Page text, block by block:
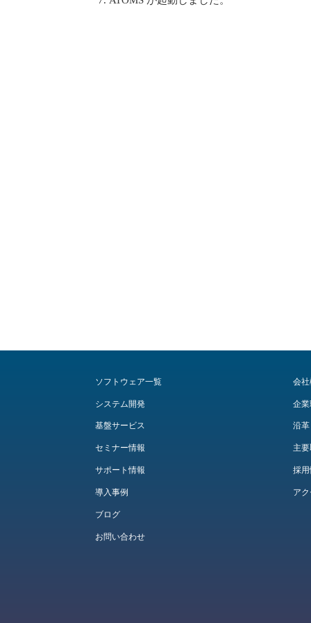
ソフトウェア一覧
システム開発
基盤サービス
セミナー情報
サポート情報
導入事例
ブログ
お問い合わせ
会
企
沿革
主
採用
ア